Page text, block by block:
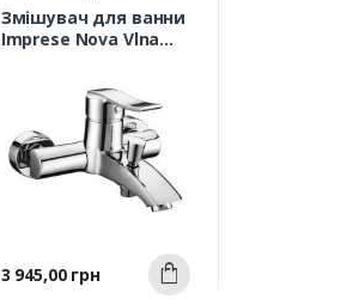
Змішувач для ванни
Imprese Nova Vlna
Швидкий
перегляд
Ціна
3 945,00 грн Купити